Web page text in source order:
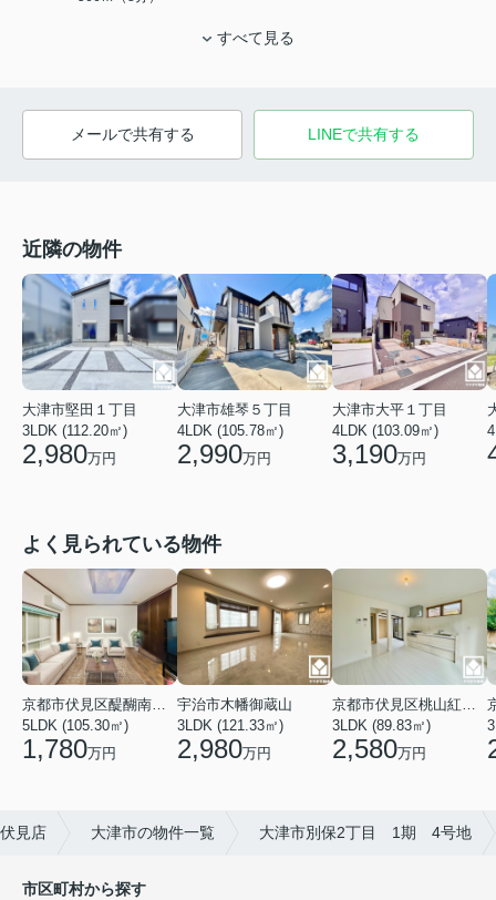
すべて見る
メールで共有する LINEで共有する
近隣の物件
大津市堅田１丁目
3LDK (112.20㎡)
2,980万円
大津市雄琴５丁目
4LDK (105.78㎡)
2,990万円
大津市大平１丁目
4LDK (103.09㎡)
3,190万円
よく見られている物件
5LDK (105.30㎡)
1,780万円
宇治市木幡御蔵山
3LDK (121.33㎡)
2,980万円
3LDK (89.83㎡)
2,580万円
見店 大津市の物件一覧 大津市別保2丁目 1期 4号地
市区町村から探す